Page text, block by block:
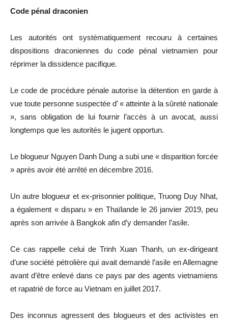
Code pénal draconien
Les autorités ont systématiquement recouru à certaines
dispositions draconiennes du code pénal vietnamien pour
réprimer la dissidence pacifique.
Le code de procédure pénale autorise la détention en garde à
vue toute personne suspectée d’ « atteinte à la sûreté nationale
», sans obligation de lui fournir l’accès à un avocat, aussi
longtemps que les autorités le jugent opportun.
Le blogueur Nguyen Danh Dung a subi une « disparition forcée
» après avoir été arrêté en décembre 2016.
Un autre blogueur et ex-prisonnier politique, Truong Duy Nhat,
a également « disparu » en Thaïlande le 26 janvier 2019, peu
après son arrivée à Bangkok afin d’y demander l’asile.
Ce cas rappelle celui de Trinh Xuan Thanh, un ex-dirigeant
d’une société pétrolière qui avait demandé l’asile en Allemagne
avant d’être enlevé dans ce pays par des agents vietnamiens
et rapatrié de force au Vietnam en juillet 2017.
Des inconnus agressent des blogueurs et des activistes en